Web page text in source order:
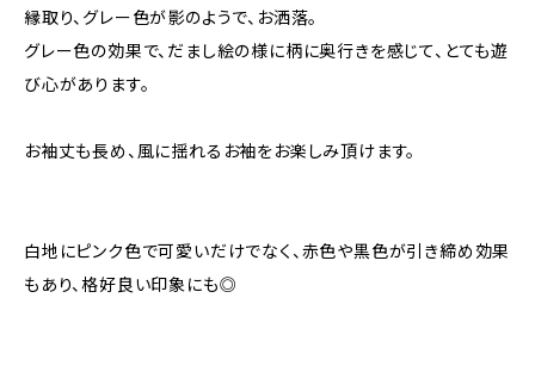
縁取り、グレー色が影のようで、お洒落。
グレー色の効果で、だまし絵の様に柄に奥行きを感じて、とても遊
び心があります。
お袖丈も長め、風に揺れるお袖をお楽しみ頂けます。
白地にピンク色で可愛いだけでなく、赤色や黒色が引き締め効果
もあり、格好良い印象にも◎